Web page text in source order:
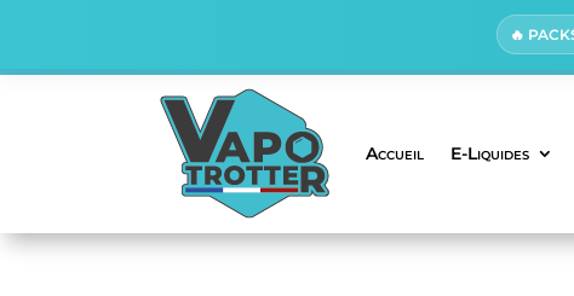
🔥
Accueil E-Liquides